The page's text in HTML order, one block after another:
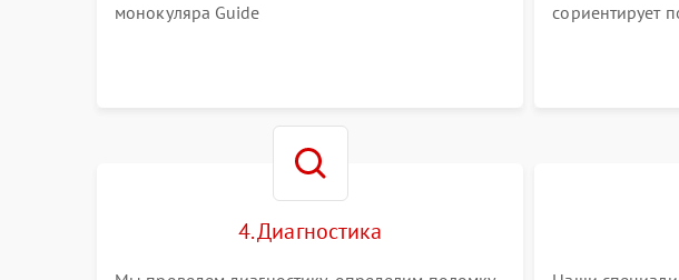
монокуляра Guide
сориентирует
цифрового
4. Диагностика